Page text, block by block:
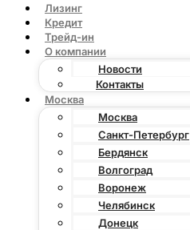
Лизинг
Кредит
Трейд-ин
О компании
Новости
Контакты
Москва
Москва
Санкт-Петербург
Бердянск
Волгоград
Воронеж
Челябинск
Донецк